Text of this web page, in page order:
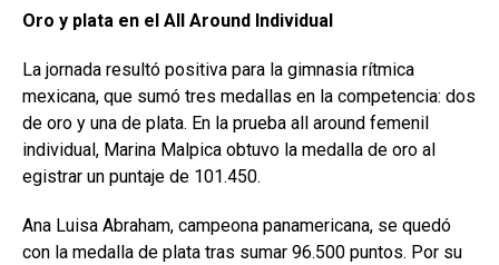
Oro y plata en el All Around Individual
La jornada resultó positiva para la gimnasia rítmica
mexicana, que sumó tres medallas en la competencia: dos
de oro y una de plata. En la prueba all around femenil
individual, Marina Malpica obtuvo la medalla de oro al
egistrar un puntaje de 101.450.
Ana Luisa Abraham, campeona panamericana, se quedó
con la medalla de plata tras sumar 96.500 puntos. Por su